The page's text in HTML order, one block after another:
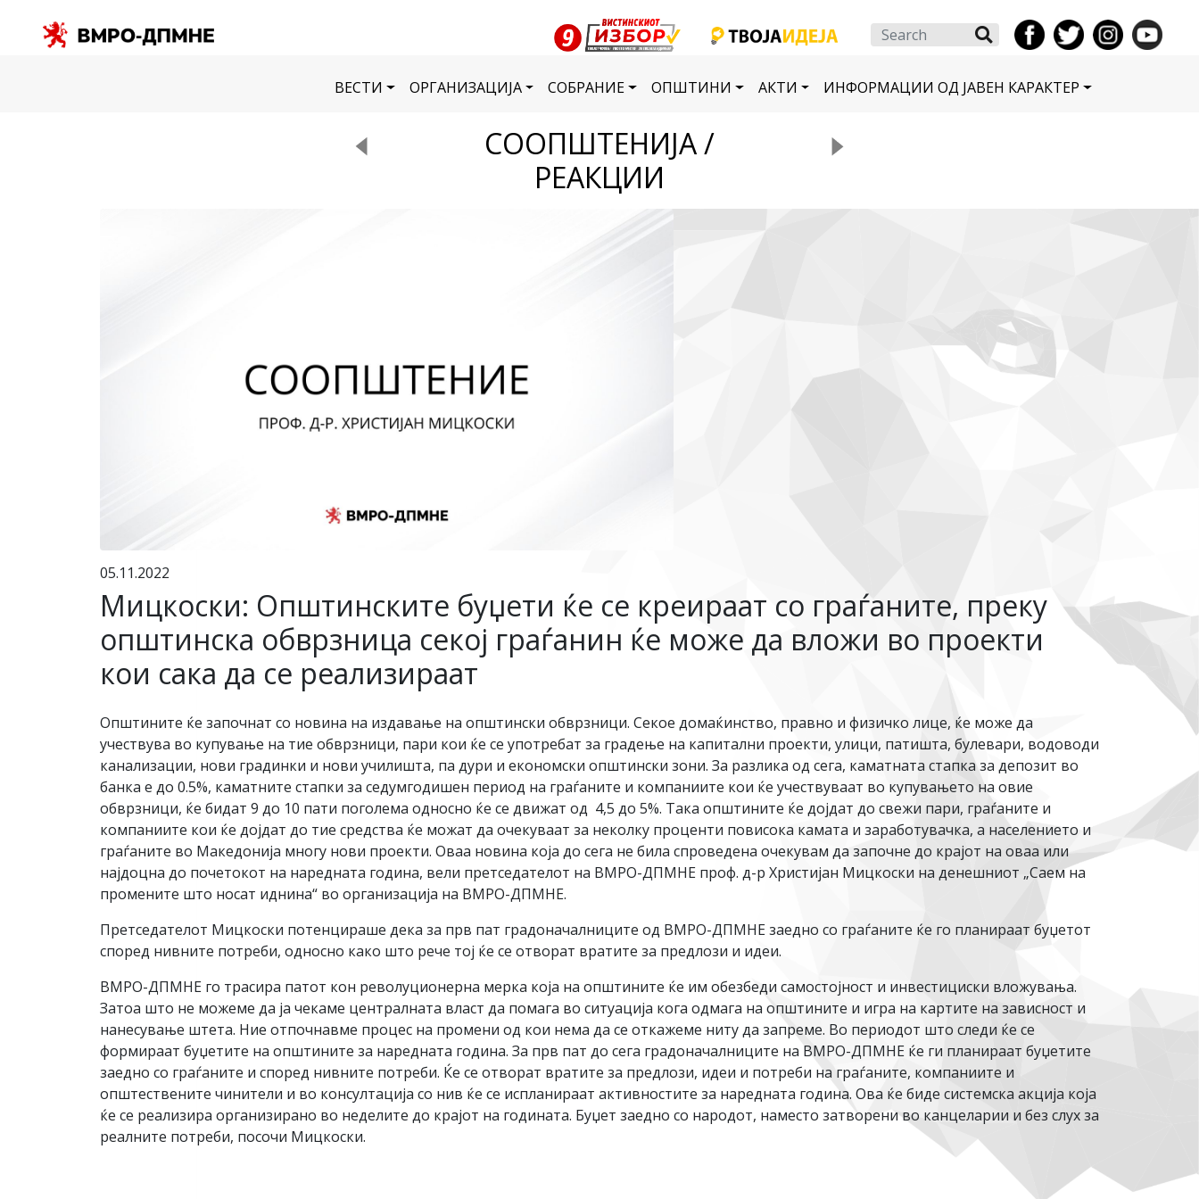
Search
ВЕСТИ ОРГАНИЗАЦИЈА СОБРАНИЕ ОПШТИНИ АКТИ ИНФОРМАЦИИ ОД ЈАВЕН КАРАКТЕР
СООПШТЕНИЈА /
РЕАКЦИИ
05.11.2022
Мицкоски: Општинските буџети ќе се креираат со граѓаните, преку
општинска обврзница секој граѓанин ќе може да вложи во проекти
кои сака да се реализираат
Општините ќе започнат со новина на издавање на општински обврзници. Секое домаќинство, правно и физичко лице, ќе може да
учествува во купување на тие обврзници, пари кои ќе се употребат за градење на капитални проекти, улици, патишта, булевари, водоводи
канализации, нови градинки и нови училишта, па дури и економски општински зони. За разлика од сега, каматната стапка за депозит во
банка е до 0.5%, каматните стапки за седумгодишен период на граѓаните и компаниите кои ќе учествуваат во купувањето на овие
обврзници, ќе бидат 9 до 10 пати поголема односно ќе се движат од 4,5 до 5%. Така општините ќе дојдат до свежи пари, граѓаните и
компаниите кои ќе дојдат до тие средства ќе можат да очекуваат за неколку проценти повисока камата и заработувачка, а населението и
граѓаните во Македонија многу нови проекти. Оваа новина која до сега не била спроведена очекувам да започне до крајот на оваа или
најдоцна до почетокот на наредната година, вели претседателот на ВМРО-ДПМНЕ проф. д-р Христијан Мицкоски на денешниот „Саем на
промените што носат иднина“ во организација на ВМРО-ДПМНЕ.
Претседателот Мицкоски потенцираше дека за прв пат градоначалниците од ВМРО-ДПМНЕ заедно со граѓаните ќе го планираат буџетот
според нивните потреби, односно како што рече тој ќе се отворат вратите за предлози и идеи.
ВМРО-ДПМНЕ го трасира патот кон револуционерна мерка која на општините ќе им обезбеди самостојност и инвестициски вложувања.
Затоа што не можеме да ја чекаме централната власт да помага во ситуација кога одмага на општините и игра на картите на зависност и
нанесување штета. Ние отпочнавме процес на промени од кои нема да се откажеме ниту да запреме. Во периодот што следи ќе се
формираат буџетите на општините за наредната година. За прв пат до сега градоначалниците на ВМРО-ДПМНЕ ќе ги планираат буџетите
заедно со граѓаните и според нивните потреби. Ќе се отворат вратите за предлози, идеи и потреби на граѓаните, компаниите и
општествените чинители и во консултација со нив ќе се испланираат активностите за наредната година. Ова ќе биде системска акција која
ќе се реализира организирано во неделите до крајот на годината. Буџет заедно со народот, наместо затворени во канцеларии и без слух за
реалните потреби, посочи Мицкоски.